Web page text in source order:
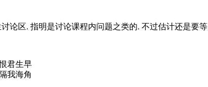
论区. 指明是讨论课程内问题之类的. 不过估计还是要等
君生早
我海角